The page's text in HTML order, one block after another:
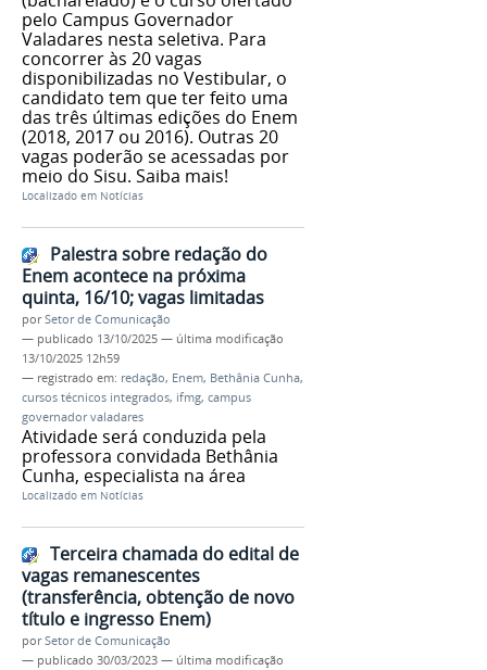
pelo Campus Governador
Valadares nesta seletiva. Para
concorrer às 20 vagas
disponibilizadas no Vestibular, o
candidato tem que ter feito uma
das três últimas edições do Enem
(2018, 2017 ou 2016). Outras 20
vagas poderão se acessadas por
meio do Sisu. Saiba mais!
Localizado em Notícias
Palestra sobre redação do
Enem acontece na próxima
quinta, 16/10; vagas limitadas
porSetor de Comunicação
— publicado 13/10/2025 — última modificação
13/10/2025 12h59
— registrado em: redação, Enem, Bethânia Cunha,
cursos técnicos integrados, ifmg, campus
governador valadares
Atividade será conduzida pela
professora convidada Bethânia
Cunha, especialista na área
Localizado em Notícias
Terceira chamada do edital de
vagas remanescentes
(transferência, obtenção de novo
título e ingresso Enem)
porSetor de Comunicação
— publicado 30/03/2023 — última modificação